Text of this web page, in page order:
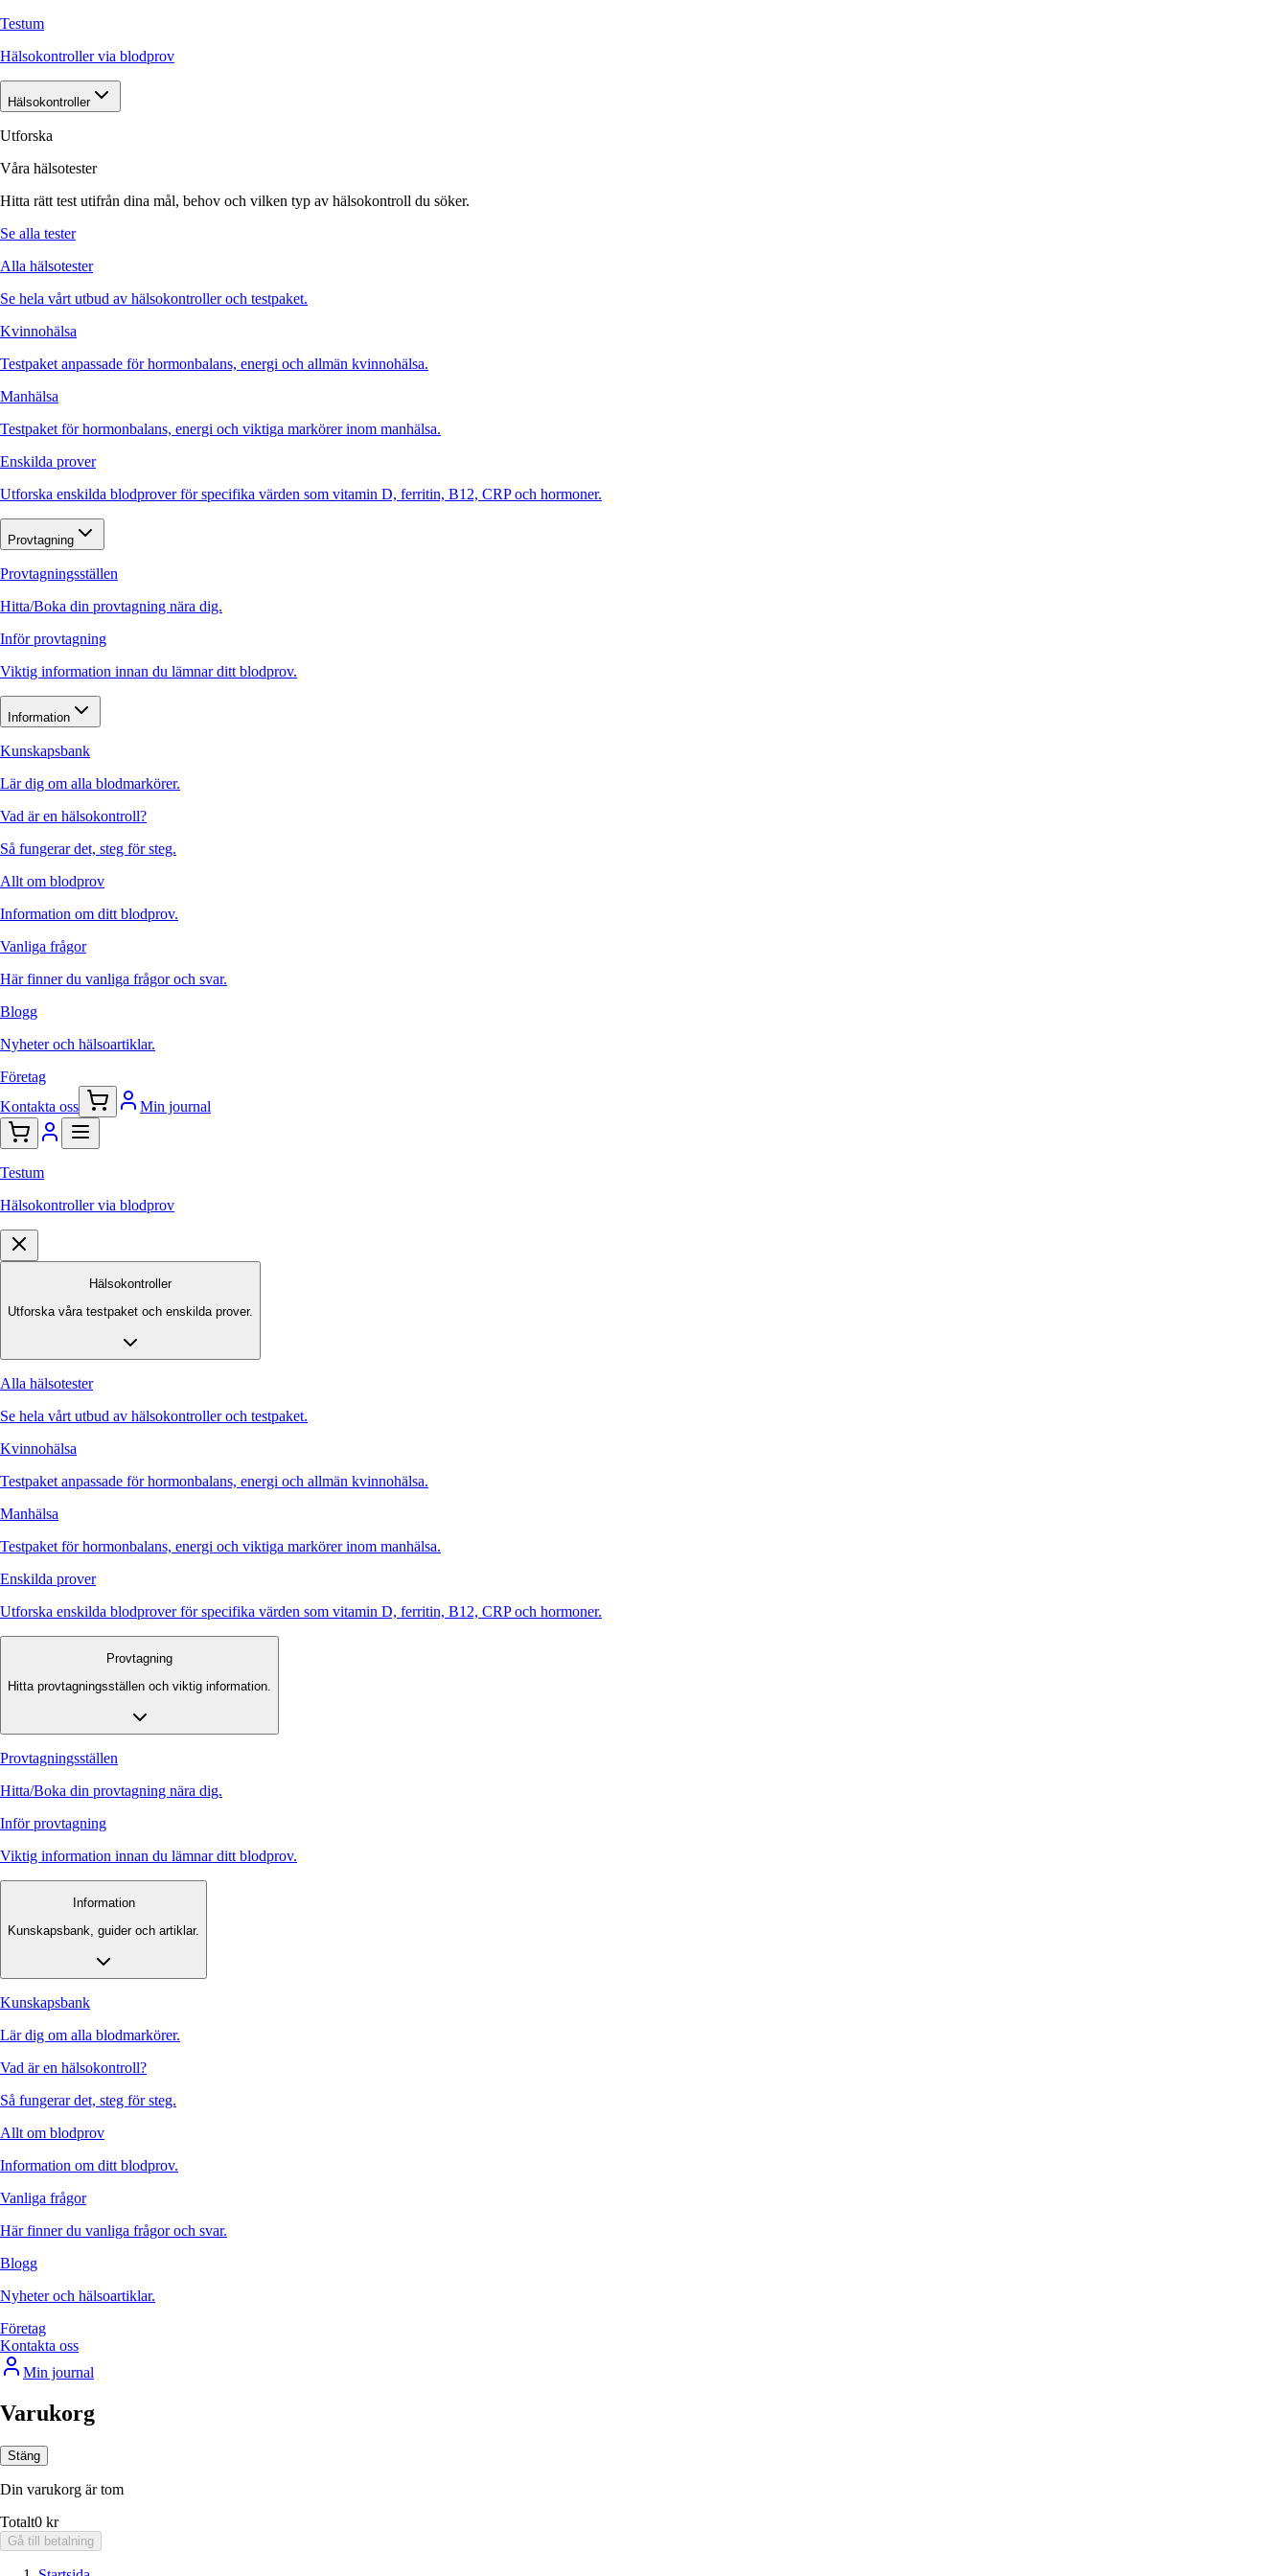
Testum
Hälsokontroller via blodprov
Hälsokontroller
Utforska
Våra hälsotester
Hitta rätt test utifrån dina mål, behov och vilken typ av hälsokontroll du söker.
Se alla tester
Alla hälsotester
Se hela vårt utbud av hälsokontroller och testpaket.
Kvinnohälsa
Testpaket anpassade för hormonbalans, energi och allmän kvinnohälsa.
Manhälsa
Testpaket för hormonbalans, energi och viktiga markörer inom manhälsa.
Enskilda prover
Utforska enskilda blodprover för specifika värden som vitamin D, ferritin, B12, CRP och hormoner.
Provtagning
Provtagningsställen
Hitta/Boka din provtagning nära dig.
Inför provtagning
Viktig information innan du lämnar ditt blodprov.
Information
Kunskapsbank
Lär dig om alla blodmarkörer.
Vad är en hälsokontroll?
Så fungerar det, steg för steg.
Allt om blodprov
Information om ditt blodprov.
Vanliga frågor
Här finner du vanliga frågor och svar.
Blogg
Nyheter och hälsoartiklar.
Företag
Kontakta oss
Min journal
Testum
Hälsokontroller via blodprov
Hälsokontroller
Utforska våra testpaket och enskilda prover.
Alla hälsotester
Se hela vårt utbud av hälsokontroller och testpaket.
Kvinnohälsa
Testpaket anpassade för hormonbalans, energi och allmän kvinnohälsa.
Manhälsa
Testpaket för hormonbalans, energi och viktiga markörer inom manhälsa.
Enskilda prover
Utforska enskilda blodprover för specifika värden som vitamin D, ferritin, B12, CRP och hormoner.
Provtagning
Hitta provtagningsställen och viktig information.
Provtagningsställen
Hitta/Boka din provtagning nära dig.
Inför provtagning
Viktig information innan du lämnar ditt blodprov.
Information
Kunskapsbank, guider och artiklar.
Kunskapsbank
Lär dig om alla blodmarkörer.
Vad är en hälsokontroll?
Så fungerar det, steg för steg.
Allt om blodprov
Information om ditt blodprov.
Vanliga frågor
Här finner du vanliga frågor och svar.
Blogg
Nyheter och hälsoartiklar.
Företag
Kontakta oss
Min journal
Varukorg
Stäng
Din varukorg är tom
Totalt0 kr
Gå till betalning